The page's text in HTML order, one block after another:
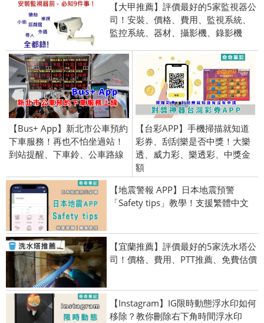
【大甲推薦】評價最好的5家監視器公
司！安裝、價格、費用、監視系統、
監控系統、器材、攝影機、錄影機
【Bus+ App】新北市公車預約
下車服務！再也不怕坐過站！
到站提醒、下車鈴、公車路線
【台彩APP】手機掃描就知道
彩券、刮刮樂是否中獎！大樂
透、威力彩、樂透彩、中獎金
額
【地震警報 APP】日本地震預警
「Safety tips」教學！支援繁體中文
【宜蘭推薦】評價最好的5家洗水塔公
司！價格、費用、PTT推薦、免費估價
【Instagram】IG限時動態浮水印如何
移除？教你刪除右下角時間浮水印